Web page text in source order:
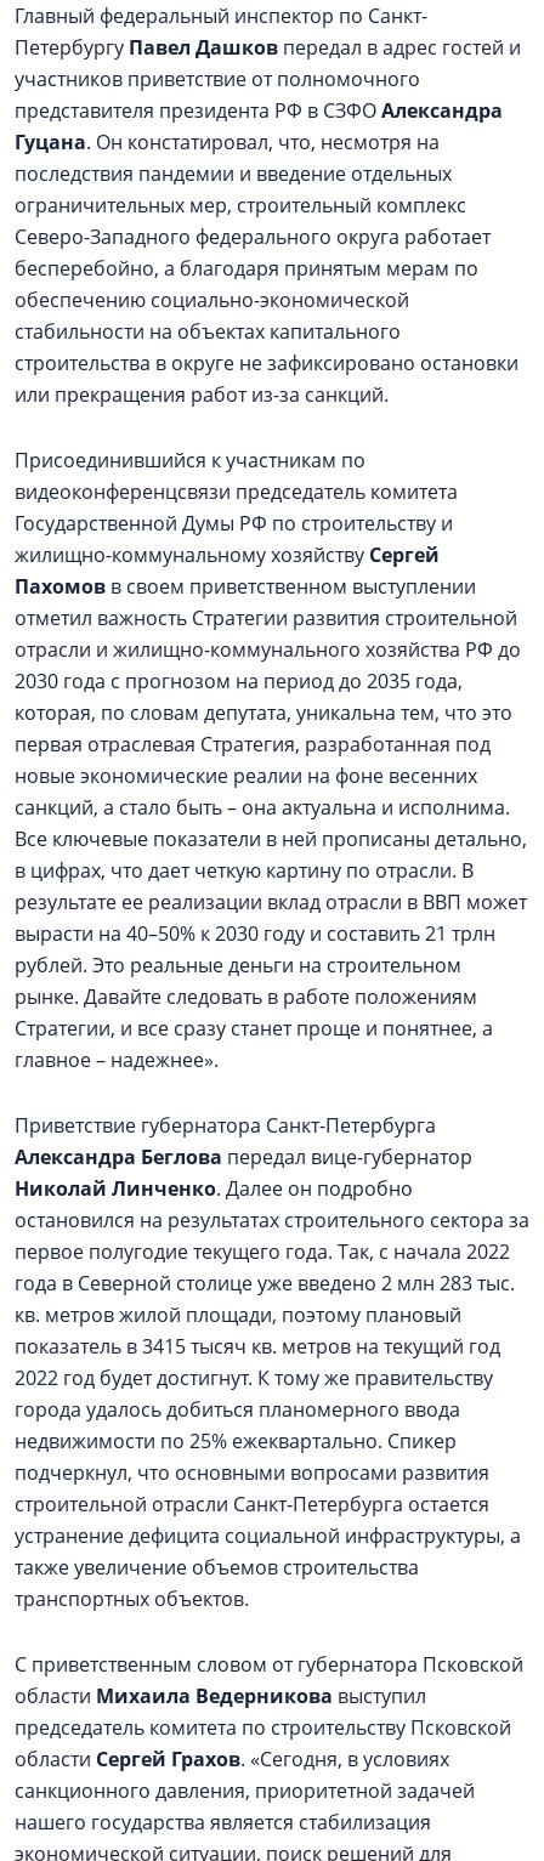
Главный федеральный инспектор по Санкт-
Петербургу Павел Дашков передал в адрес гостей и
участников приветствие от полномочного
представителя президента РФ в СЗФОАлександра
Гуцана. Он констатировал, что, несмотря на
последствия пандемии и введение отдельных
ограничительных мер, строительный комплекс
Северо-Западного федерального округа работает
бесперебойно, а благодаря принятым мерам по
обеспечению социально-экономической
стабильности на объектах капитального
строительства в округе не зафиксировано остановки
или прекращения работ из-за санкций.
Присоединившийся к участникам по
видеоконференцсвязи председатель комитета
Государственной Думы РФ по строительству и
жилищно-коммунальному хозяйству Сергей
Пахомов в своем приветственном выступлении
отметил важность Стратегии развития строительной
отрасли и жилищно-коммунального хозяйства РФ до
2030 года с прогнозом на период до 2035 года,
которая, по словам депутата, уникальна тем, что это
первая отраслевая Стратегия, разработанная под
новые экономические реалии на фоне весенних
санкций, а стало быть – она актуальна и исполнима.
Все ключевые показатели в ней прописаны детально,
в цифрах, что дает четкую картину по отрасли. В
результате ее реализации вклад отрасли в ВВП может
вырасти на 40–50% к 2030 году и составить 21 трлн
рублей. Это реальные деньги на строительном
рынке. Давайте следовать в работе положениям
Стратегии, и все сразу станет проще и понятнее, а
главное – надежнее».
Приветствие губернатора Санкт-Петербурга
Александра Беглова передал вице-губернатор
Николай Линченко. Далее он подробно
остановился на результатах строительного сектора за
первое полугодие текущего года. Так, с начала 2022
года в Северной столице уже введено 2 млн 283 тыс.
кв. метров жилой площади, поэтому плановый
показатель в 3415 тысяч кв. метров на текущий год
2022 год будет достигнут. К тому же правительству
города удалось добиться планомерного ввода
недвижимости по 25% ежеквартально. Спикер
подчеркнул, что основными вопросами развития
строительной отрасли Санкт‑Петербурга остается
устранение дефицита социальной инфраструктуры, а
также увеличение объемов строительства
транспортных объектов.
С приветственным словом от губернатора Псковской
области Михаила Ведерникова выступил
председатель комитета по строительству Псковской
области Сергей Грахов. «Сегодня, в условиях
санкционного давления, приоритетной задачей
нашего государства является стабилизация
экономической ситуации, поиск решений для